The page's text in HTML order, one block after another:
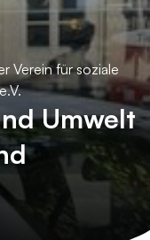
Verein für soziale
Umwelt